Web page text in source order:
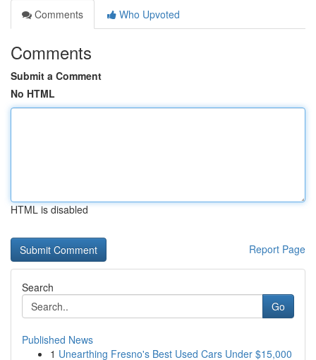
Comments
Who Upvoted
Comments
Submit a Comment
No HTML
HTML is disabled
Report Page
Search
Go
Published News
1 Unearthing Fresno's Best Used Cars Under $15,000